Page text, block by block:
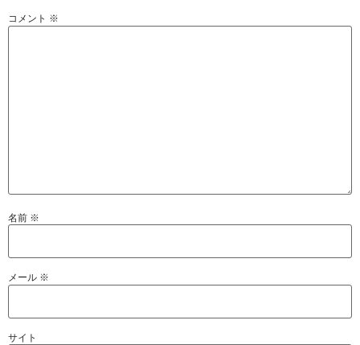
コメント ※
名前 ※
メール ※
サイト